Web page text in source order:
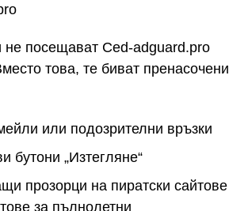
не посещават Ced-adguard.pro
това, те биват пренасочени
или подозрителни връзки
бутони „Изтегляне“
прозорци на пиратски сайтове
за пълнолетни